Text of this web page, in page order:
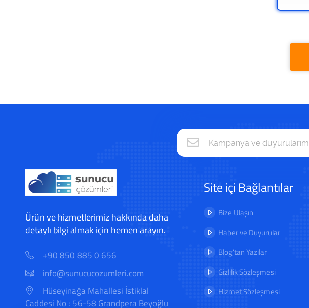
Ürün ve hizmetlerimiz hakkında daha
detaylı bilgi almak için hemen arayın.
+90 850 885 0 656
info@sunucucozumleri.com
Hüseyinağa Mahallesi İstiklal
Caddesi No : 56-58 Grandpera Beyoğlu
Site içi Bağlantılar
Bize Ulaşın
Haber ve Duyurular
Blog'tan Yazılar
Gizlilik Sözleşmesi
Hizmet Sözleşmesi